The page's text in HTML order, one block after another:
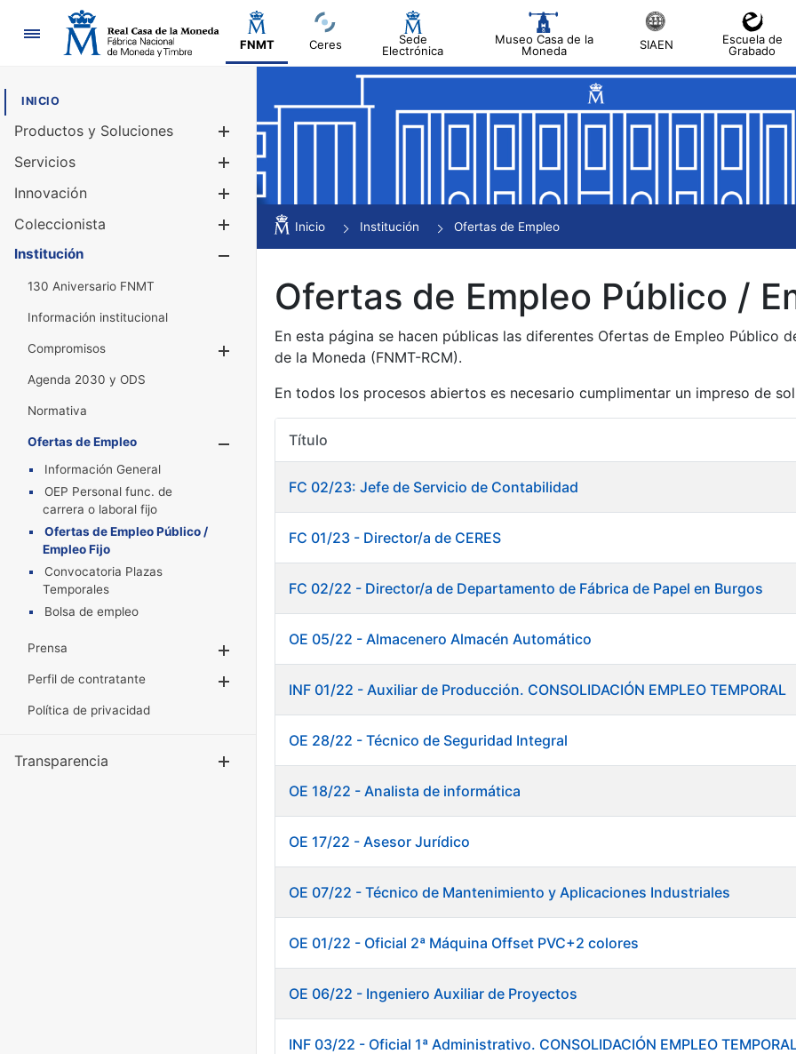
Navegación
FNMT Ceres
Sede
Electrónica
Museo Casa de la
Moneda
SIAEN
Escuela de
Grabado
INICIO
Productos y Soluciones
Mostrar/Ocultar
Servicios
Innovación
Coleccionista
Mostrar/Ocultar
Institución
130 Aniversario FNMT
Información institucional
Compromisos
Mostrar/Ocultar
Agenda 2030 y ODS
Normativa
Ofertas de Empleo
Mostrar/Ocultar
Información General
OEP Personal func. de
carrera o laboral fijo
Ofertas de Empleo Público /
Empleo Fijo
Convocatoria Plazas
Temporales
Bolsa de empleo
Prensa
Mostrar/Ocultar
Perfil de contratante
Mostrar/Ocultar
Política de privacidad
Transparencia Mostrar/Ocultar
Inicio Institución Ofertas de Empleo
Ofertas de Empleo Público /
En esta página se hacen públicas las diferentes Ofertas de Empleo Público
de la Moneda (FNMT-RCM).
En todos los procesos abiertos es necesario cumplimentar un impreso de
Título
FC 02/23: Jefe de Servicio de Contabilidad
FC 01/23 - Director/a de CERES
FC 02/22 - Director/a de Departamento de Fábrica de Papel en Burgos
OE 05/22 - Almacenero Almacén Automático
INF 01/22 - Auxiliar de Producción. CONSOLIDACIÓN EMPLEO TEMPORAL
OE 28/22 - Técnico de Seguridad Integral
OE 18/22 - Analista de informática
OE 17/22 - Asesor Jurídico
OE 07/22 - Técnico de Mantenimiento y Aplicaciones Industriales
OE 01/22 - Oficial 2ª Máquina Offset PVC+2 colores
OE 06/22 - Ingeniero Auxiliar de Proyectos
INF 03/22 - Oficial 1ª Administrativo. CONSOLIDACIÓN EMPLEO